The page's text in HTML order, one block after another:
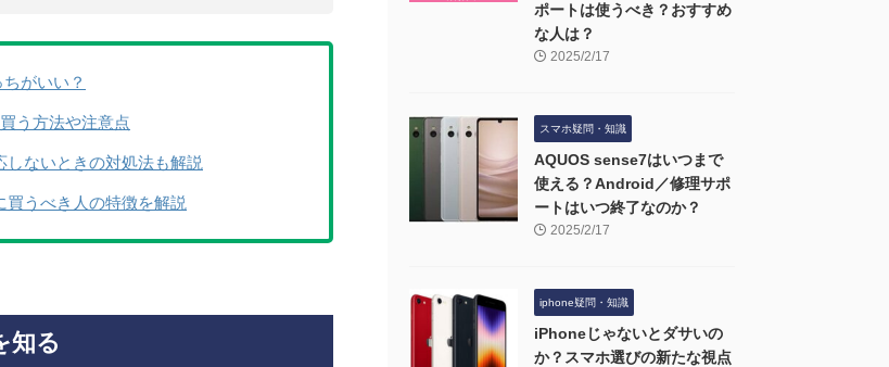
がいい？
う方法や注意点
しないときの対処法も解説
買うべき人の特徴を解説
知る
ポートは使うべき？おすすめ
な人は？
2025/2/17
スマホ疑問・知識
AQUOS sense7はいつまで
使える？Android／修理サポ
ートはいつ終了なのか？
2025/2/17
iphone疑問・知識
iPhoneじゃないとダサいの
か？スマホ選びの新たな視点